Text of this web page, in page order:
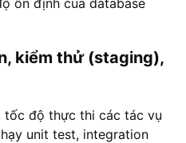
kiểm thử (staging),
tốc độ thực thi các tác vụ
unit test, integration